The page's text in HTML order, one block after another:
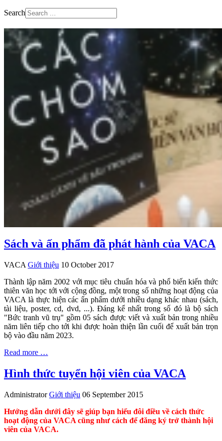
Search
Sách và ấn phẩm đã phát hành của VACA
VACA Giới thiệu 10 October 2017
Thành lập năm 2002 với mục tiêu chuẩn hóa và phổ biến kiến thức
thiên văn học tới với cộng đồng, một trong số những hoạt động của
VACA là thực hiện các ấn phẩm dưới nhiều dạng khác nhau (sách,
tài liệu, poster, cd, dvd, ...). Đáng kể nhất trong số đó là bộ sách
"Bức tranh vũ trụ" gồm 05 sách được viết và xuất bản trong nhiều
năm liên tiếp cho tới khi được hoàn thiện lần cuối để xuất bản trọn
bộ vào đầu năm 2023.
Read more …
Hình thức tuyển hội viên của VACA
Administrator Giới thiệu 06 September 2015
Hướng dẫn dưới đây sẽ giúp bạn hiểu đôi điều về cách thức
hoạt động của VACA cũng như cách để đăng ký trở thành hội
viên của VACA.